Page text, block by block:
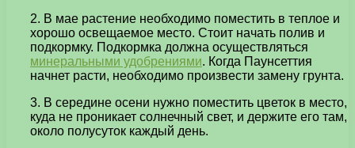
2. В мае растение необходимо поместить в теплое и
хорошо освещаемое место. Стоит начать полив и
подкормку. Подкормка должна осуществляться
минеральными удобрениями. Когда Паунсеттия
начнет расти, необходимо произвести замену грунта.
3. В середине осени нужно поместить цветок в место,
куда не проникает солнечный свет, и держите его там,
около полусуток каждый день.